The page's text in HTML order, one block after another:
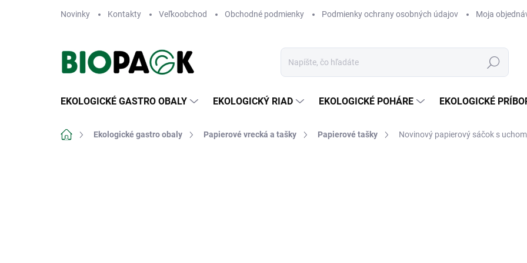
Novinky Kontakty Veľkoobchod Obchodné podmienky Podmienky ochrany osobných údajov Moja
Hľadať
EKOLOGICKÉ GASTRO OBALY EKOLOGICKÝ RIAD EKOLOGICKÉ POHÁRE EKOLOGICKÉ
DomovEkologické gastro obaly Papierové vrecká a tašky Papierové tašky Novinový papierový sáčok s